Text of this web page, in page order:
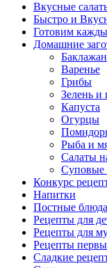
Вкусные
Быстро и
Готовим
Домашние
Варенье
Грибы
Зелень и
Капуста
Огурцы
Рыба и
Салаты
Суповые
Конкурс
Напитки
Постные блюда
Рецепты для
Рецепты для
Рецепты
Сладкие